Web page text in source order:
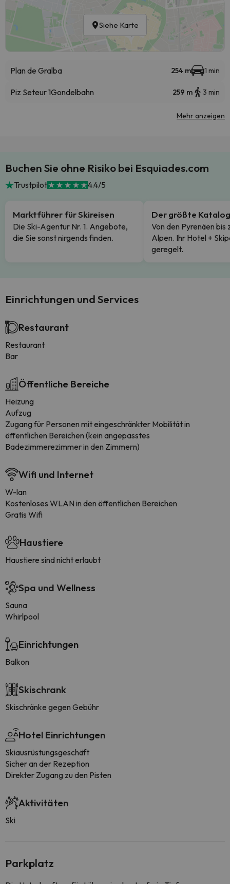
Siehe Karte
Plan de Gralba 254 m 1 min
Piz Seteur 1Gondelbahn 259 m 3 min
Mehr anzeigen
Buchen Sie ohne Risiko bei Esquiades.com
Trustpilot 4.4/5
Marktführer für Skireisen
Die Ski-Agentur Nr. 1. Angebote,
die Sie sonst nirgends finden.
Der größte Katalog
Von den Pyrenäen bis
Alpen. Ihr Hotel +
geregelt.
Einrichtungen und Services
Restaurant
Restaurant
Bar
Öffentliche Bereiche
Heizung
Aufzug
Zugang für Personen mit eingeschränkter Mobilität in
öffentlichen Bereichen (kein angepasstes
Badezimmerezimmer in den Zimmern)
Wifi und Internet
W-lan
Kostenloses WLAN in den öffentlichen Bereichen
Gratis Wifi
Haustiere
Haustiere sind nicht erlaubt
Spa und Wellness
Sauna
Whirlpool
Einrichtungen
Balkon
Skischrank
Skischränke gegen Gebühr
Hotel Einrichtungen
Skiausrüstungsgeschäft
Sicher an der Rezeption
Direkter Zugang zu den Pisten
Aktivitäten
Ski
Parkplatz